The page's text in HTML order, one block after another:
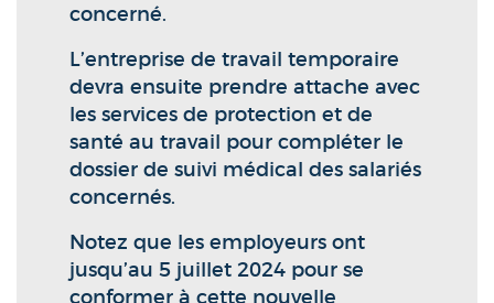
concerné.
L’entreprise de travail temporaire
devra ensuite prendre attache avec
les services de protection et de
santé au travail pour compléter le
dossier de suivi médical des salariés
concernés.
Notez que les employeurs ont
jusqu’au 5 juillet 2024 pour se
conformer à cette nouvelle